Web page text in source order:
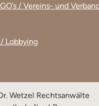
/ Vereins- und
Lobbying
Wetzel Rechtsanwälte